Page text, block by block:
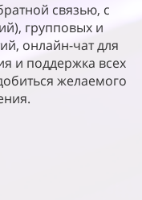
связью, с
групповых и
онлайн-чат для
и поддержка всех
желаемого